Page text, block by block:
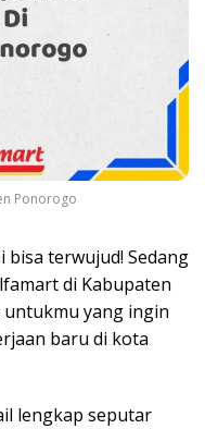
Ponorogo
terwujud! Sedang
di Kabupaten
yang ingin
baru di kota
lengkap seputar